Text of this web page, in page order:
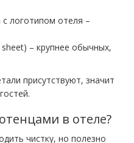
логотипом отеля –
– крупнее обычных,
присутствуют, значит
в отеле?
чистку, но полезно